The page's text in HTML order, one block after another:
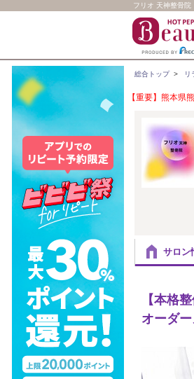
フリオ 天神整骨院
総合トップ> リ
【重要】熊本県
サロン
【本格
オーダ